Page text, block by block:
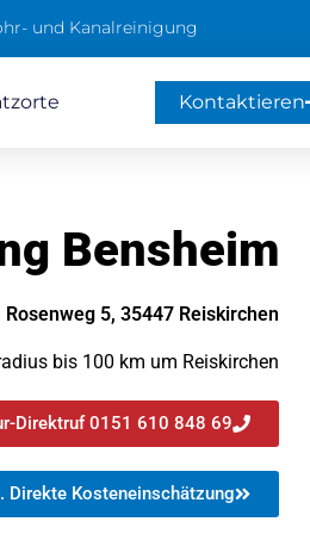
und Kanalreinigung
Kontaktieren
Bensheim
Rosenweg 5, 35447 Reiskirchen
bis 100 km um Reiskirchen
Direktruf 0151 610 848 69
Direkte Kosteneinschätzung